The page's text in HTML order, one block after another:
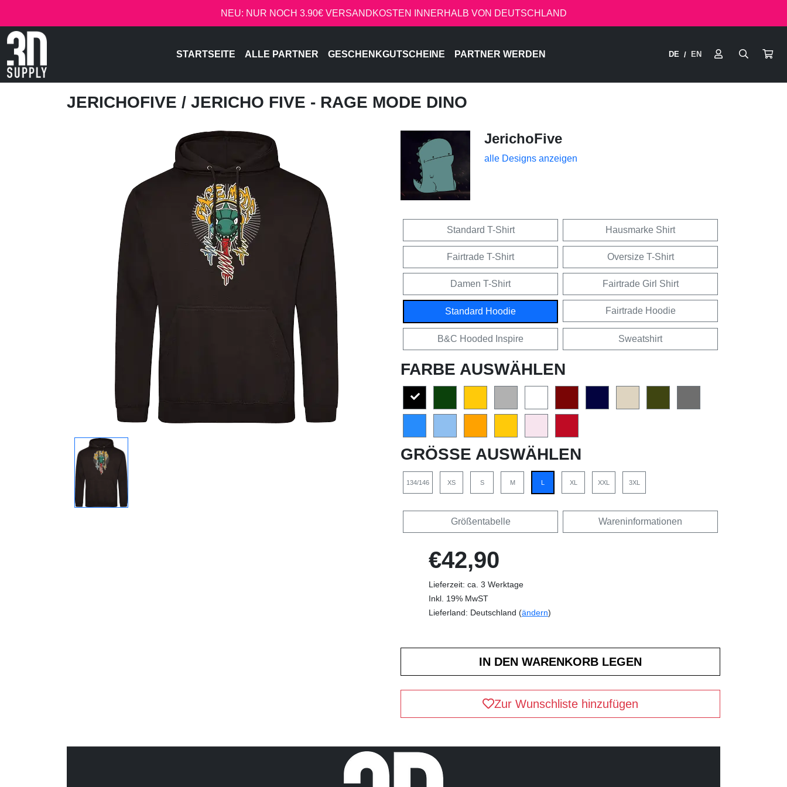
NEU: NUR NOCH 3.90€ VERSANDKOSTEN INNERHALB VON DEUTSCHLAND
STARTSEITE ALLE PARTNER GESCHENKGUTSCHEINE PARTNER WERDEN DE / EN
JERICHOFIVE / JERICHO FIVE - RAGE MODE DINO
JerichoFive
alle Designs anzeigen
Standard T-Shirt Hausmarke Shirt
Fairtrade T-Shirt Oversize T-Shirt
Damen T-Shirt Fairtrade Girl Shirt
Standard Hoodie Fairtrade Hoodie
B&C Hooded Inspire Sweatshirt
FARBE AUSWÄHLEN
GRÖSSE AUSWÄHLEN
134/146 XS S M L XL XXL 3XL
Größentabelle Wareninformationen
€42,90
Lieferzeit: ca. 3 Werktage
Inkl. 19% MwST
Lieferland: Deutschland (ändern)
Zur Wunschliste hinzufügen